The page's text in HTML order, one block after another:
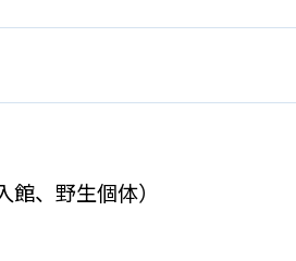
、野生個体）